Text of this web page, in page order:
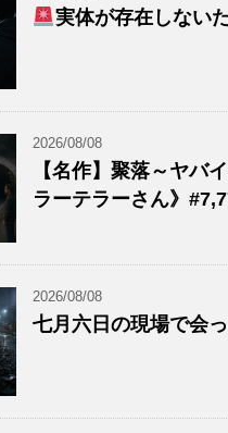
実体が存在しない
2026/08/08
【名作】聚落～ヤバ
ラーテラーさん》
2026/08/08
七月六日の現場で会